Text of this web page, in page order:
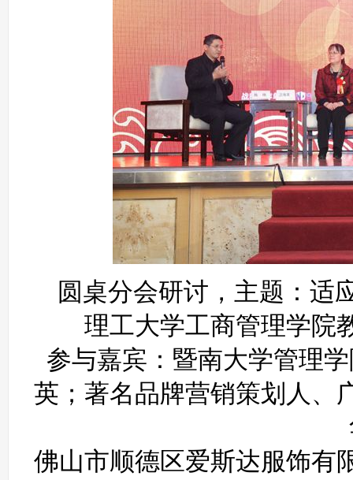
圆桌分会研讨，主题：适
理工大学工商管理学院
参与嘉宾：暨南大学管理
英；著名品牌营销策划人、
佛山市顺德区爱斯达服饰有